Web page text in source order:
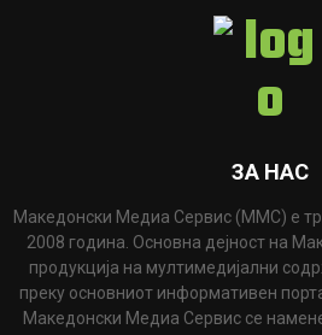
ЗА НАС
Македонски Медиа Сервис (ММС) е
2008 година. Основна дејност на
продукција на мултимедијални
преку основниот информативен
Македонски Медиа Сервис се